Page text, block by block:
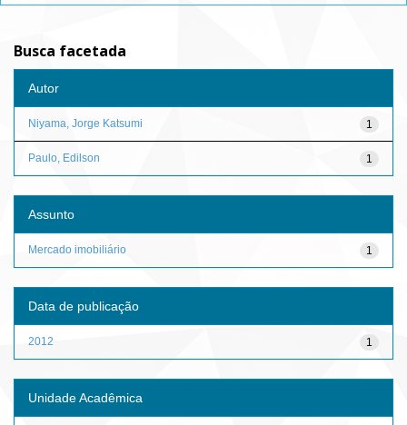
Busca facetada
Autor
1
Niyama, Jorge Katsumi
1
Paulo, Edilson
Assunto
1
Mercado imobiliário
Data de publicação
1
2012
Unidade Acadêmica